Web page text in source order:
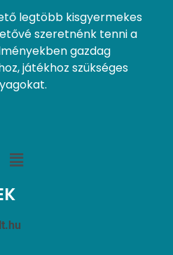
legtöbb kisgyermekes
szeretnénk tenni a
gazdag
játékhoz szükséges